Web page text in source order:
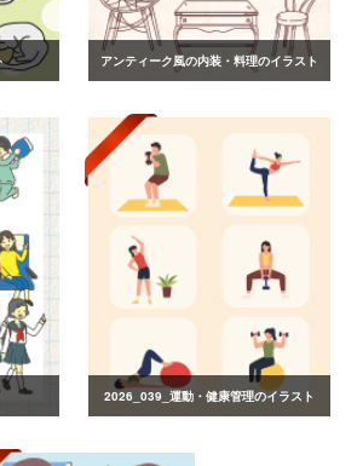
アンティーク風の内装・料理のイラスト
2026_039_運動・健康管理のイラスト